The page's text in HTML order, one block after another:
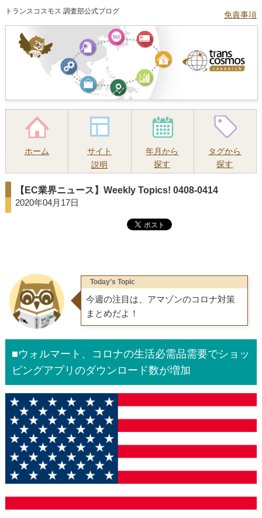
トランスコスモス 調査部公式ブログ 免責事項
ホーム
サイト
説明
年月から
探す
タグから
探す
【EC業界ニュース】Weekly Topics! 0408-0414
2020年04月17日
Today’s Topic
今週の注目は、アマゾンのコロナ対策
まとめだよ！
■ウォルマート、コロナの生活必需品需要でショッ
ピングアプリのダウンロード数が増加